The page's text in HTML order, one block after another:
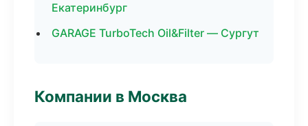
Екатеринбург
GARAGE TurboTech Oil&Filter — Сургут
Компании в Москва